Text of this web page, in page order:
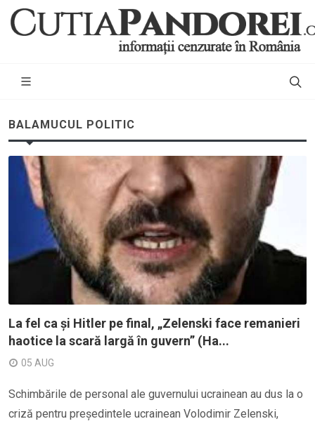
BALAMUCUL POLITIC
La fel ca și Hitler pe final, „Zelenski face remanieri
haotice la scară largă în guvern” (Ha...
05 AUG
Schimbările de personal ale guvernului ucrainean au dus la o
criză pentru președintele ucrainean Volodimir Zelenski,